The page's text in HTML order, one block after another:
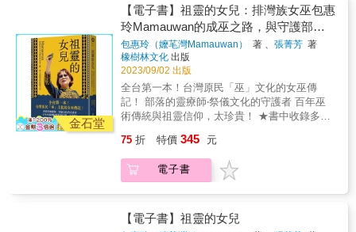
成果，更是臺灣轉型正義道路上里程碑式的勝
利。它迫使國家重新面對殖民歷史遺留下的行
政失誤和族群隔離，也為所有「未被法定」的
原住民族群打開了復權的大門。然而，復名復
權的道路尚未走完，面對中央政府後續推出的
專法草案中潛藏的權利分化和資源限制，西拉
雅族仍需持續奮力，爭取完整的民族地位。
《穿越400年：認識西拉雅族（歷史篇）》是作
者投身西拉雅族文史運動二十年來的心血結
晶，以嚴謹的學術態度，揭示被文字隱匿卻充
進這段活生生的歷史現場，感受西拉雅族如何
在夾縫全力生存，如何無畏失語力拚重獲自我
的歷程。
漫漫現形。──余桂榕／延平鄉立圖書館館長
Yabung．Haning，一個花蓮秀林鄉太魯閣族優
秀的女孩，她與她的家族的成長歷程就是一部
臺灣原住民族被殖民的歷史創傷圖鑑……這本
書記錄著一位成功進入主流社會的原住民女
孩，嘗試回到部落自己的根，尋找屬於原住民
社會工作者自己的知識生成之路。──王增勇／
政治大學社會工作研究所教授
面對挑戰、陷入危機之時，回應挑戰的方式決
定如何處理危機，而後者決定結果。湯恩比歸
納了四種回應的方法：退回過去；對未來產生
白日夢式的憧憬；自我封閉，以神秘經驗處理
挑戰帶來的衝擊；直視危機，試著將之化為有
利未來發展的元素。那麼，祭司Laung
Mangdavan遇到什麼挑戰？一八八七年，「集
集水尾道」（即關門古道）開通，這是清帝國
最後一條「撫番道路」，為「牡丹社事件」後
清帝國面對國際挑戰的回應之一。這條橫貫道
成為丹大溪流域的「挑戰」，從而觸發布農祭
司Laung Mangdavan的戒心。身為一名祭司，
Laung Mangdavan深知傳統文化的核心在於他
面對可能的挑戰，他選擇「直視危機，試著將
春天擬訂計畫，夏天採訪踏查，秋天整理書
寫，冬天出刊發表。我們的努力就像來自玉山
峰頂融雪的涓滴細流，慢慢累積匯集，最大的
期待是有天能為高屏溪注入一些生命活水。
「高屏溪加上流域中兩大主要溪流荖濃溪與楠
梓仙溪的族群歷史、古道舊路、文化史蹟、地
質地形、傳統技藝、產業、美食與自然生態
等，都可規劃為一日或二日行的旅遊地圖。」
&mdash;那瑪夏的堅韌與溫柔！ 2. 看見公民社
會學習力&mdash;&mdash;高雄第一社大自然
生態社師生以雙腳走讀、記錄台灣，用心和雙
手詮釋台灣多元生活文化探查。 3. 遇見原鄉的
惡水肆虐的那瑪夏，歷經十年重建與自主發展
後，創造並保護許多原民文化與生態特色。 &
「跟對的人吃任何食物都是山珍美味！」 看！
佇立天地之間的那瑪夏人，如何展現堅韌又溫
柔的靈魂&hellip;&hellip; & 高雄第一社區大學
自然生態社的師生，於二○一五年啟動「3952～
0的生命大河&mdash;&mdash;高屏溪流域踏查
與書寫行動」計畫，陸續從出海口高雄端向上
踏溯，走讀林園、大寮、大樹、旗山、杉林與
甲仙，探訪各行政區人文歷史與自然資源。 &
二○二二年，在王春智老師的帶領下走訪、記錄
那瑪夏的傳說，用心與雙手編織這個原民行政
夏與楠梓仙溪源流的書寫，以及後續荖濃溪上
溯區域的規劃。 & 王春智老師心中美麗的期許
&mdash;&mdash; 「這八年來，踏查小組總在
寫，冬天出刊發表。我們的努力就像來自玉山
金石堂
【電子書】祖靈的女兒：排灣族女巫包惠
玲Mamauwan的成巫之路，與守護部落
的療癒力量
包惠玲（嬤芼灣Mamauwan） 著 、張菁芳 著
橡樹林文化 出版
2023/09/02 出版
全台第一本！台灣原民「巫」文化的女巫傳
記！ 部落的靈療師‧祭儀文化的守護者 百年巫
術傳統與祖靈信仰，太珍貴！ ★書中收錄多張
貌★ ★要成為女巫，需要有特殊的能力和身
分？還是有心就能學會？ ★女巫究竟是怪力亂
神？還是鞏固、療癒部落的中心支柱？ ★該用
台東縣達仁鄉的土坂部落，保留了排灣族最傳
75 折 特價 345 元
電子書
【電子書】祖靈的女兒